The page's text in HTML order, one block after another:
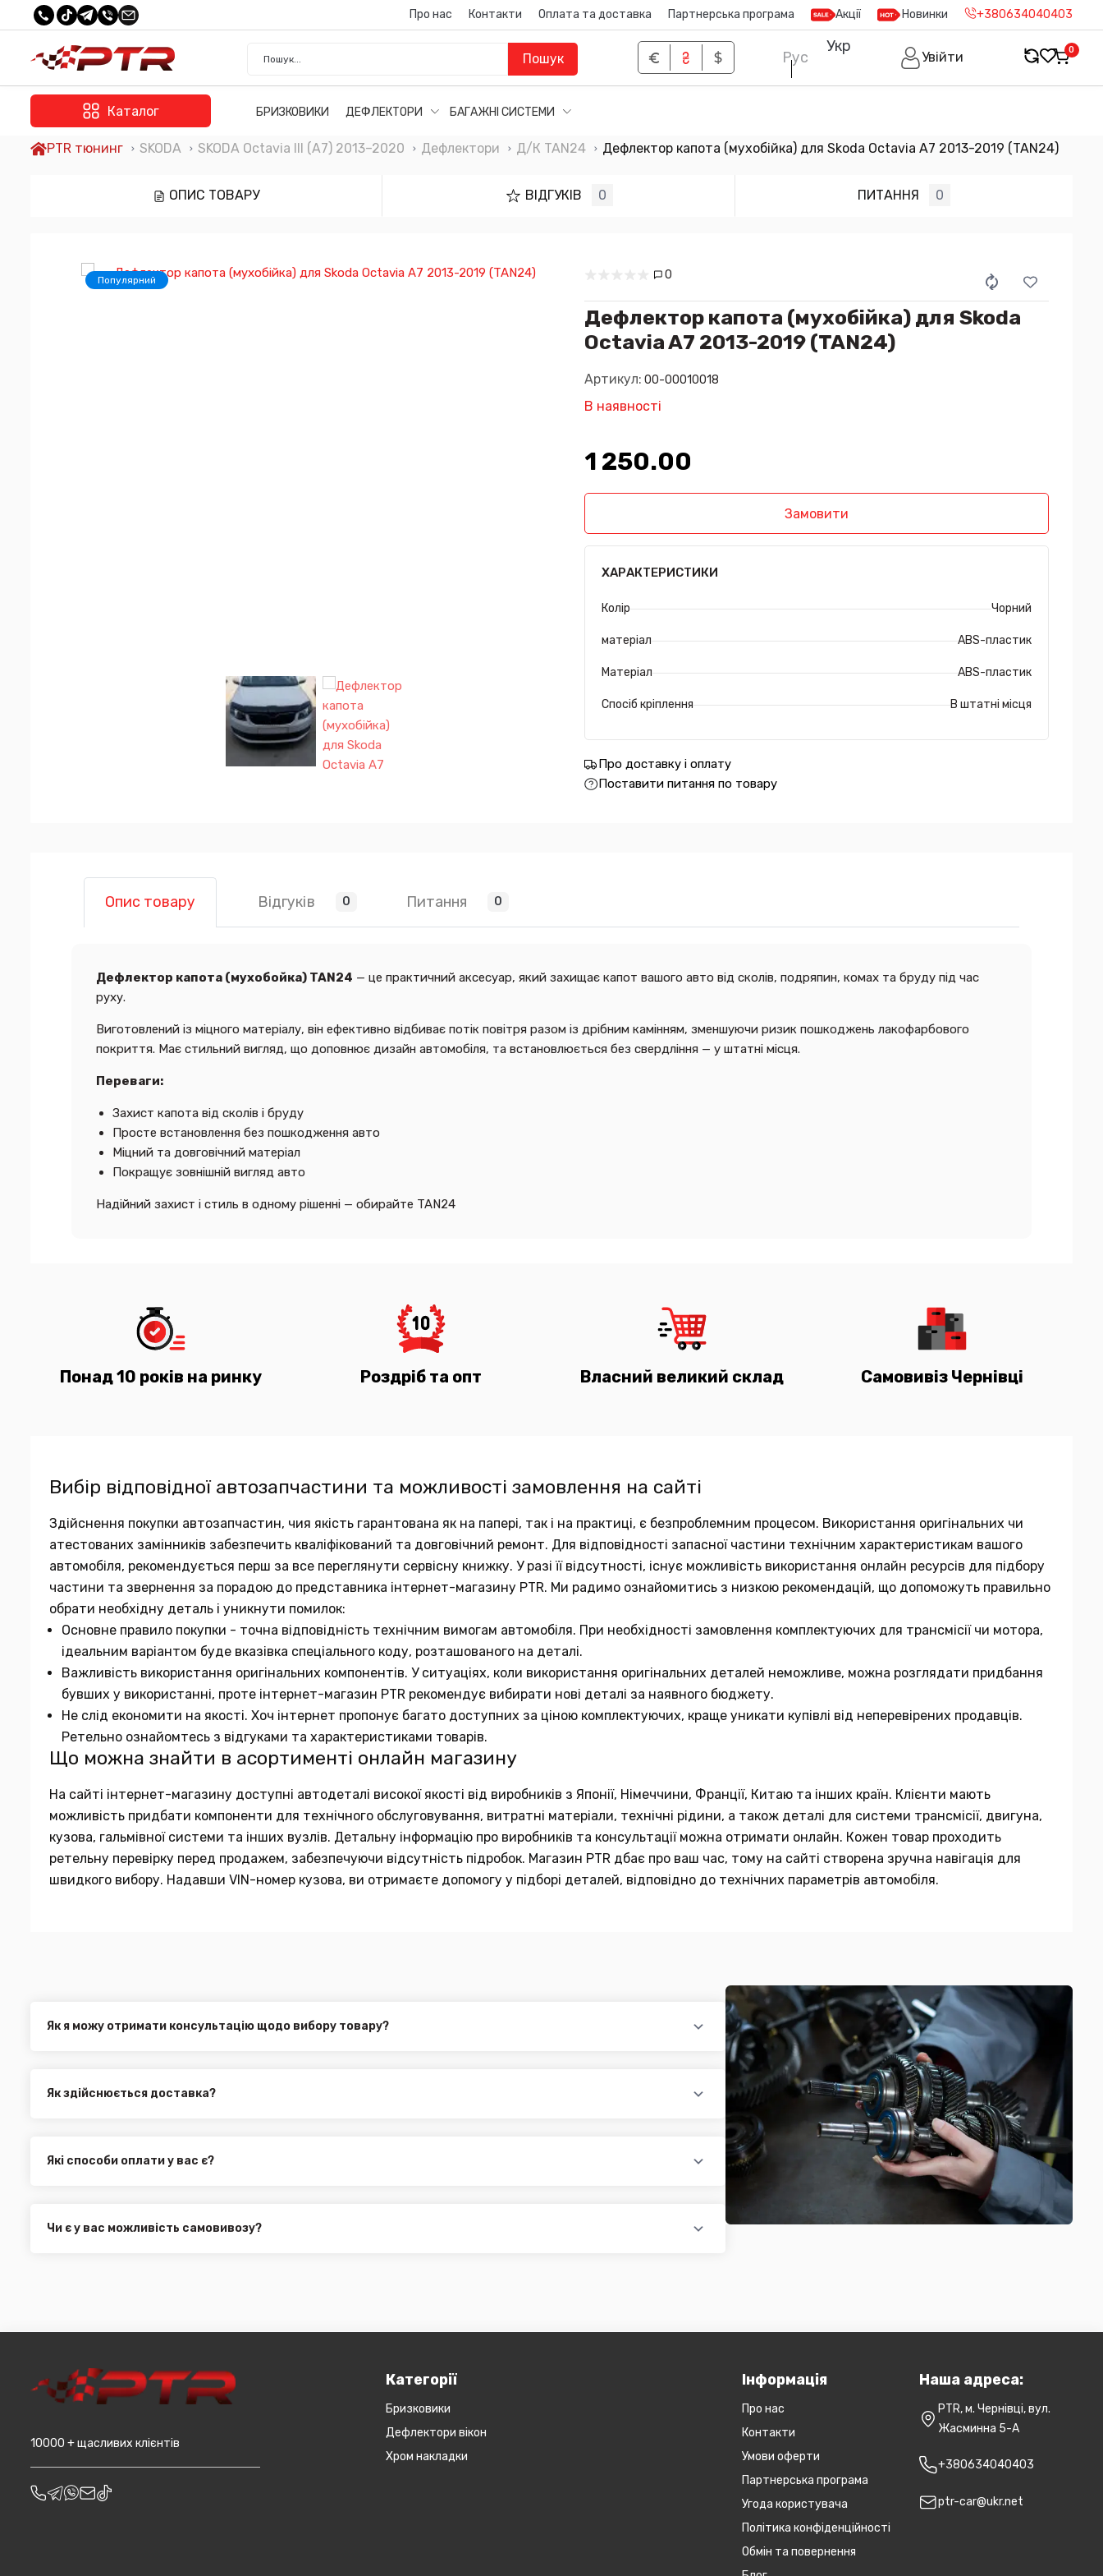
Про нас Контакти Оплата та доставка Партнерська програма Акції Новинки +380634040403
Пошук Рус
Укр
Увійти 0
Каталог БРИЗКОВИКИ ДЕФЛЕКТОРИ БАГАЖНІ СИСТЕМИ
PTR тюнинг SKODA SKODA Octavia III (A7) 2013–2020 Дефлектори Д/К TAN24 Дефлектор капота (мухобійка) для Skoda Octavia A7 2013-2019 (TAN24)
ОПИС ТОВАРУ ВІДГУКІВ 0 ПИТАННЯ 0
Популярний 0
Дефлектор капота (мухобійка) для Skoda
Octavia A7 2013-2019 (TAN24)
Артикул: 00-00010018
В наявності
1 250.00₴
Замовити
ХАРАКТЕРИСТИКИ
Колір Чорний
матеріал ABS-пластик
Матеріал ABS-пластик
Спосіб кріплення В штатні місця
Про доставку і оплату
Поставити питання по товару
Опис товару Відгуків 0 Питання 0
Дефлектор капота (мухобойка) TAN24 — це практичний аксесуар, який захищає капот вашого авто від сколів, подряпин, комах та бруду під час
руху.
Виготовлений із міцного матеріалу, він ефективно відбиває потік повітря разом із дрібним камінням, зменшуючи ризик пошкоджень лакофарбового
покриття. Має стильний вигляд, що доповнює дизайн автомобіля, та встановлюється без свердління — у штатні місця.
Переваги:
Захист капота від сколів і бруду
Просте встановлення без пошкодження авто
Міцний та довговічний матеріал
Покращує зовнішній вигляд авто
Надійний захист і стиль в одному рішенні — обирайте TAN24
Понад 10 років на ринку Роздріб та опт Власний великий склад Самовивіз Чернівці
Вибір відповідної автозапчастини та можливості замовлення на сайті
Здійснення покупки автозапчастин, чия якість гарантована як на папері, так і на практиці, є безпроблемним процесом. Використання оригінальних чи
атестованих замінників забезпечить кваліфікований та довговічний ремонт. Для відповідності запасної частини технічним характеристикам вашого
автомобіля, рекомендується перш за все переглянути сервісну книжку. У разі її відсутності, існує можливість використання онлайн ресурсів для підбору
частини та звернення за порадою до представника інтернет-магазину PTR. Ми радимо ознайомитись з низкою рекомендацій, що допоможуть правильно
обрати необхідну деталь і уникнути помилок:
Основне правило покупки - точна відповідність технічним вимогам автомобіля. При необхідності замовлення комплектуючих для трансмісії чи мотора,
ідеальним варіантом буде вказівка спеціального коду, розташованого на деталі.
Важливість використання оригінальних компонентів. У ситуаціях, коли використання оригінальних деталей неможливе, можна розглядати придбання
бувших у використанні, проте інтернет-магазин PTR рекомендує вибирати нові деталі за наявного бюджету.
Не слід економити на якості. Хоч інтернет пропонує багато доступних за ціною комплектуючих, краще уникати купівлі від неперевірених продавців.
Ретельно ознайомтесь з відгуками та характеристиками товарів.
Що можна знайти в асортименті онлайн магазину
На сайті інтернет-магазину доступні автодеталі високої якості від виробників з Японії, Німеччини, Франції, Китаю та інших країн. Клієнти мають
можливість придбати компоненти для технічного обслуговування, витратні матеріали, технічні рідини, а також деталі для системи трансмісії, двигуна,
кузова, гальмівної системи та інших вузлів. Детальну інформацію про виробників та консультації можна отримати онлайн. Кожен товар проходить
ретельну перевірку перед продажем, забезпечуючи відсутність підробок. Магазин PTR дбає про ваш час, тому на сайті створена зручна навігація для
швидкого вибору. Надавши VIN-номер кузова, ви отримаєте допомогу у підборі деталей, відповідно до технічних параметрів автомобіля.
Як я можу отримати консультацію щодо вибору товару?
Як здійснюється доставка?
Нова Пошта (термін доставки 1 - 3 дні)
Укр. Пошта (термін доставки 1 - 3 дні за повною передоплатою) для великогабаритного товару
машин, наприклад бампера і спідниці і т.д.).
Які способи оплати у вас є?
Чи є у вас можливість самовивозу?
10000 + щасливих клієнтів
Категорії
Бризковики
Дефлектори вікон
Хром накладки
Інформація
Про нас
Контакти
Умови оферти
Партнерська програма
Угода користувача
Політика конфіденційності
Обмін та повернення
Наша адреса:
PTR, м. Чернівці, вул.
Жасминна 5-А
+380634040403
ptr-car@ukr.net